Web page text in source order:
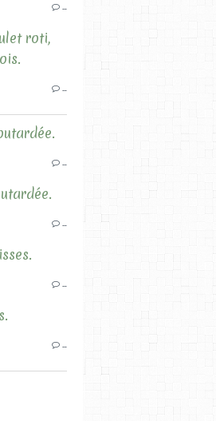
…
roti,
…
…
…
…
…